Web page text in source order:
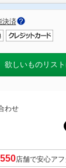
決済
欲しいものリス
わせ
店舗で安心ア